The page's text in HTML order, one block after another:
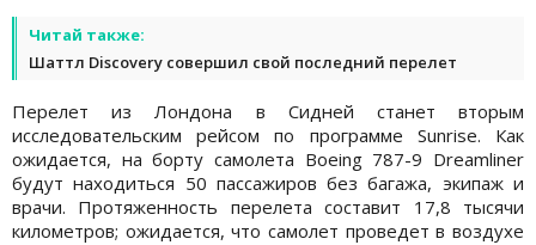
Читай также:
Шаттл Discovery совершил свой последний перелет
Перелет из Лондона в Сидней станет вторым
исследовательским рейсом по программе Sunrise. Как
ожидается, на борту самолета Boeing 787-9 Dreamliner
будут находиться 50 пассажиров без багажа, экипаж и
врачи. Протяженность перелета составит 17,8 тысячи
километров; ожидается, что самолет проведет в воздухе